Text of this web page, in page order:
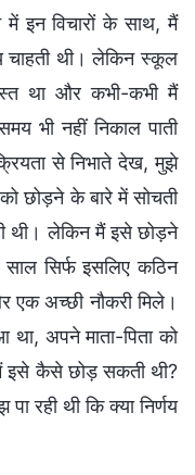
विचारों के साथ, मैं
चाहती थी। लेकिन स्कूल
था और कभी-कभी मैं
भी नहीं निकाल पाती
से निभाते देख, मुझे
छोड़ने के बारे में सोचती
थी। लेकिन मैं इसे छोड़ने
सिर्फ इसलिए कठिन
एक अच्छी नौकरी मिले।
अपने माता-पिता को
मैं इसे कैसे छोड़ सकती थी?
रही थी कि क्या निर्णय